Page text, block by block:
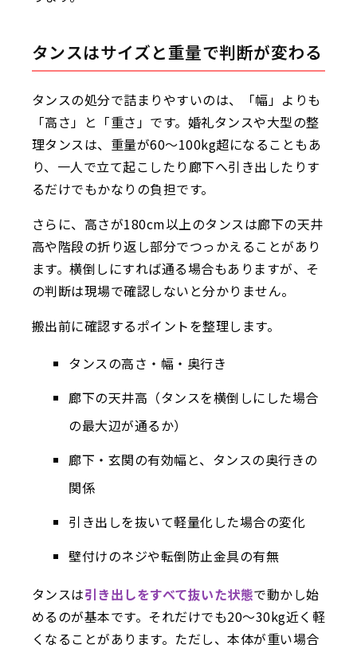
タンスはサイズと重量で判断が変わる
タンスの処分で詰まりやすいのは、「幅」よりも
「高さ」と「重さ」です。婚礼タンスや大型の整
理タンスは、重量が60〜100kg超になることもあ
り、一人で立て起こしたり廊下へ引き出したりす
るだけでもかなりの負担です。
さらに、高さが180cm以上のタンスは廊下の天井
高や階段の折り返し部分でつっかえることがあり
ます。横倒しにすれば通る場合もありますが、そ
の判断は現場で確認しないと分かりません。
搬出前に確認するポイントを整理します。
タンスの高さ・幅・奥行き
廊下の天井高（タンスを横倒しにした場合
の最大辺が通るか）
廊下・玄関の有効幅と、タンスの奥行きの
関係
引き出しを抜いて軽量化した場合の変化
壁付けのネジや転倒防止金具の有無
タンスは引き出しをすべて抜いた状態で動かし始
めるのが基本です。それだけでも20〜30kg近く軽
くなることがあります。ただし、本体が重い場合